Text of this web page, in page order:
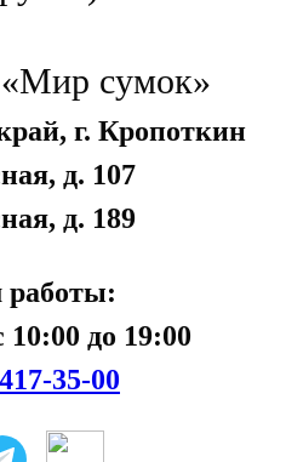
сумок»
г. Кропоткин
д. 107
д. 189
до 19:00
35-00